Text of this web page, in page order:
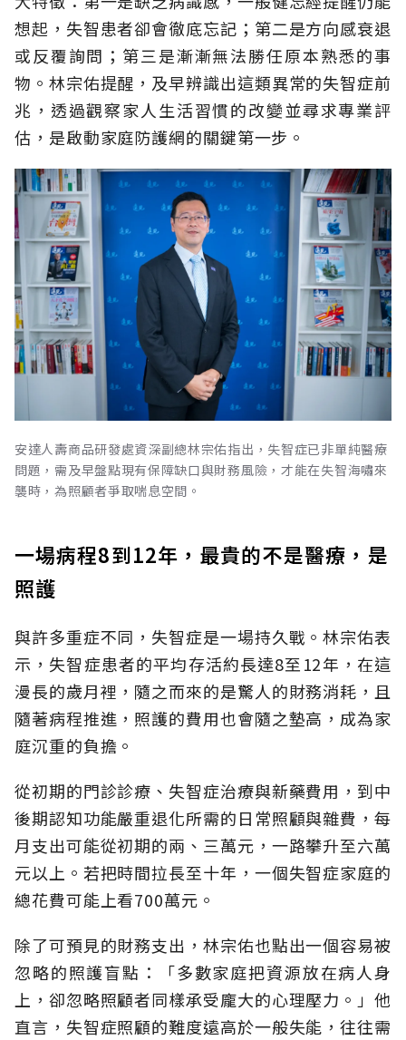
想起，失智患者卻會徹底忘記；第二是方向感衰退
或反覆詢問；第三是漸漸無法勝任原本熟悉的事
物。林宗佑提醒，及早辨識出這類異常的失智症前
兆，透過觀察家人生活習慣的改變並尋求專業評
估，是啟動家庭防護網的關鍵第一步。
安達人壽商品研發處資深副總林宗佑指出，失智症已非單純醫療
問題，需及早盤點現有保障缺口與財務風險，才能在失智海嘯來
襲時，為照顧者爭取喘息空間。
一場病程8到12年，最貴的不是醫療，是
照護
與許多重症不同，失智症是一場持久戰。林宗佑表
示，失智症患者的平均存活約長達8至12年，在這
漫長的歲月裡，隨之而來的是驚人的財務消耗，且
隨著病程推進，照護的費用也會隨之墊高，成為家
庭沉重的負擔。
從初期的門診診療、失智症治療與新藥費用，到中
後期認知功能嚴重退化所需的日常照顧與雜費，每
月支出可能從初期的兩、三萬元，一路攀升至六萬
元以上。若把時間拉長至十年，一個失智症家庭的
總花費可能上看700萬元。
除了可預見的財務支出，林宗佑也點出一個容易被
忽略的照護盲點：「多數家庭把資源放在病人身
上，卻忽略照顧者同樣承受龐大的心理壓力。」他
直言，失智症照顧的難度遠高於一般失能，往往需